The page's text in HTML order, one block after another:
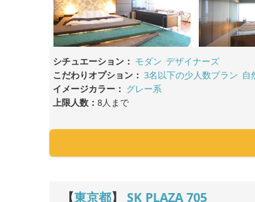
シチュエーション： モダン デザイナーズ
こだわりオプション： 3名以下の少人数プラン 自
イメージカラー： グレー系
上限人数： 8人まで
【東京都】 SK PLAZA 705